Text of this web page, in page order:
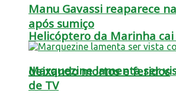
Helicóptero da Marinha cai
deixando mortos e feridos
Manu Gavassi reaparece
após sumiço
Marquezine lamenta ser
de TV